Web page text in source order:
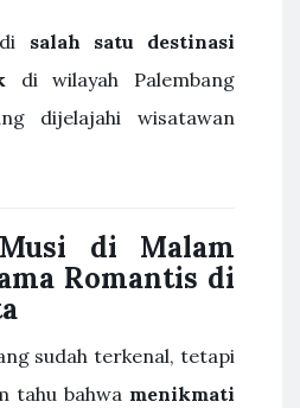
salah satu destinasi
di wilayah Palembang
dijelajahi wisatawan
di Malam
Romantis di
sudah terkenal, tetapi
tahu bahwa menikmati